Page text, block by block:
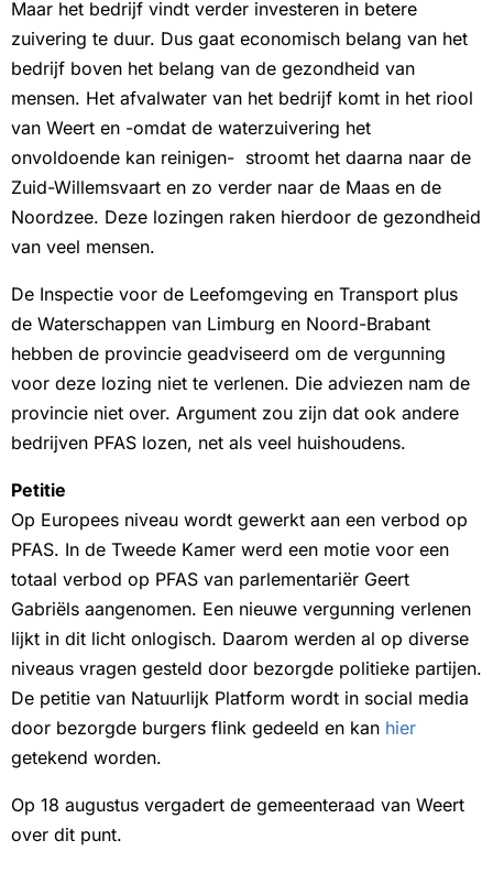
Maar het bedrijf vindt verder investeren in betere
zuivering te duur. Dus gaat economisch belang van het
bedrijf boven het belang van de gezondheid van
mensen. Het afvalwater van het bedrijf komt in het riool
van Weert en -omdat de waterzuivering het
onvoldoende kan reinigen- stroomt het daarna naar de
Zuid-Willemsvaart en zo verder naar de Maas en de
Noordzee. Deze lozingen raken hierdoor de gezondheid
van veel mensen.
De Inspectie voor de Leefomgeving en Transport plus
de Waterschappen van Limburg en Noord-Brabant
hebben de provincie geadviseerd om de vergunning
voor deze lozing niet te verlenen. Die adviezen nam de
provincie niet over. Argument zou zijn dat ook andere
bedrijven PFAS lozen, net als veel huishoudens.
Petitie
Op Europees niveau wordt gewerkt aan een verbod op
PFAS. In de Tweede Kamer werd een motie voor een
totaal verbod op PFAS van parlementariër Geert
Gabriëls aangenomen. Een nieuwe vergunning verlenen
lijkt in dit licht onlogisch. Daarom werden al op diverse
niveaus vragen gesteld door bezorgde politieke partijen.
De petitie van Natuurlijk Platform wordt in social media
door bezorgde burgers flink gedeeld en kan hier
getekend worden.
Op 18 augustus vergadert de gemeenteraad van Weert
over dit punt.